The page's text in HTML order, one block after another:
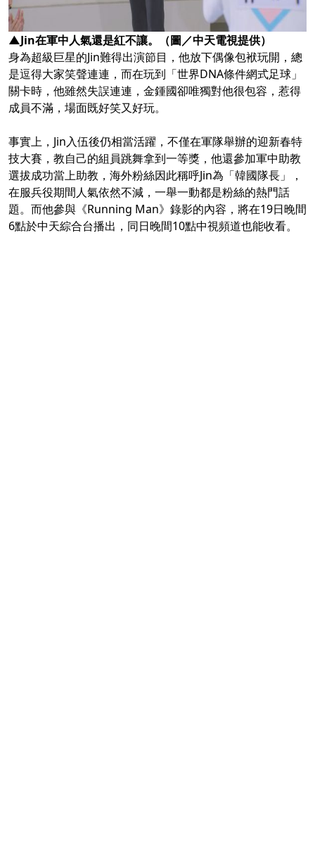
▲Jin在軍中人氣還是紅不讓。（圖／中天電視提供）
身為超級巨星的Jin難得出演節目，他放下偶像包袱玩開，總
是逗得大家笑聲連連，而在玩到「世界DNA條件網式足球」
關卡時，他雖然失誤連連，金鍾國卻唯獨對他很包容，惹得
成員不滿，場面既好笑又好玩。
事實上，Jin入伍後仍相當活躍，不僅在軍隊舉辦的迎新春特
技大賽，教自己的組員跳舞拿到一等獎，他還參加軍中助教
選拔成功當上助教，海外粉絲因此稱呼Jin為「韓國隊長」，
在服兵役期間人氣依然不減，一舉一動都是粉絲的熱門話
題。而他參與《Running Man》錄影的內容，將在19日晚間
6點於中天綜合台播出，同日晚間10點中視頻道也能收看。